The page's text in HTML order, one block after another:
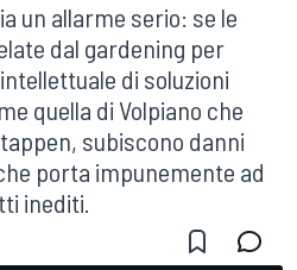
un allarme serio: se le
dal gardening per
di soluzioni
quella di Volpiano che
subiscono danni
porta impunemente ad
inediti.